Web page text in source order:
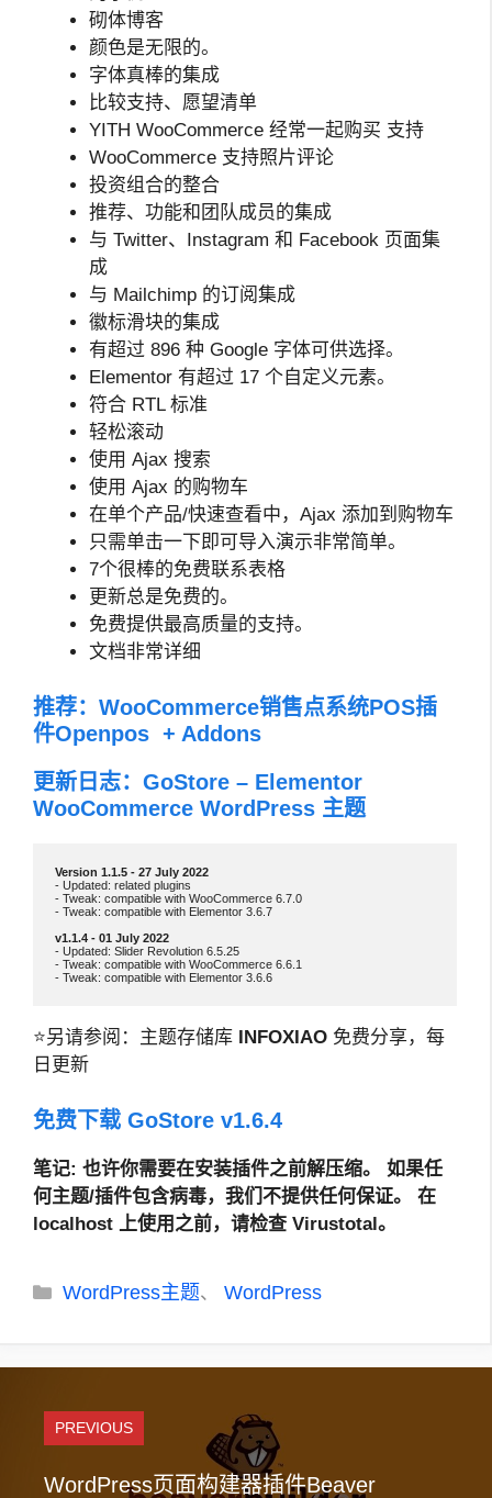
砌体博客
颜色是无限的。
字体真棒的集成
比较支持、愿望清单
YITH WooCommerce 经常一起购买 支持
WooCommerce 支持照片评论
投资组合的整合
推荐、功能和团队成员的集成
与 Twitter、Instagram 和 Facebook 页面集
成
与 Mailchimp 的订阅集成
徽标滑块的集成
有超过 896 种 Google 字体可供选择。
Elementor 有超过 17 个自定义元素。
符合 RTL 标准
轻松滚动
使用 Ajax 搜索
使用 Ajax 的购物车
在单个产品/快速查看中，Ajax 添加到购物车
只需单击一下即可导入演示非常简单。
7个很棒的免费联系表格
更新总是免费的。
免费提供最高质量的支持。
文档非常详细
推荐： WooCommerce销售点系统POS插
件Openpos + Addons
更新日志：GoStore – Elementor
WooCommerce WordPress 主题
- Updated: related plugins
- Tweak: compatible with WooCommerce 6.7.0
- Tweak: compatible with Elementor 3.6.7
- Updated: Slider Revolution 6.5.25
- Tweak: compatible with WooCommerce 6.6.1
- Tweak: compatible with Elementor 3.6.6
⭐另请参阅：主题存储库 INFOXIAO 免费分享，每
日更新
免费下载 GoStore v1.6.4
笔记: 也许你需要在安装插件之前解压缩。 如果任
何主题/插件包含病毒，我们不提供任何保证。 在
localhost 上使用之前，请检查 Virustotal。
分
WordPress主题、WordPress
PREVIOUS
WordPress页面构建器插件Beaver